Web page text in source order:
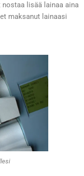
nostaa lisää lainaa aina
maksanut lainaasi